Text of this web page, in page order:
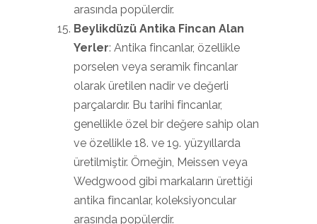
arasında popülerdir.
Beylikdüzü Antika Fincan Alan
Yerler: Antika fincanlar, özellikle
porselen veya seramik fincanlar
olarak üretilen nadir ve değerli
parçalardır. Bu tarihi fincanlar,
genellikle özel bir değere sahip olan
ve özellikle 18. ve 19. yüzyıllarda
üretilmiştir. Örneğin, Meissen veya
Wedgwood gibi markaların ürettiği
antika fincanlar, koleksiyoncular
arasında popülerdir.